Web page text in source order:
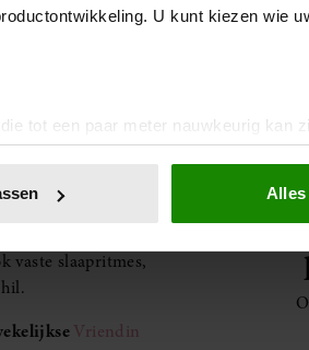
U kunt kiezen wie
tot een paar meter nauwkeurig kan
specifieke eigenschappen
om functies voor social media
gebruik van onze site met onze
combineren met andere
van hun services. U gaat akkoord
Alles
vocht en wordt ze
dan vaker voor, vooral
milde huidverzorging
vaste slaapritmes,
Vriendin